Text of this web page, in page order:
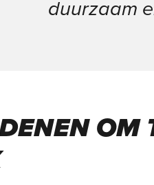
duurzaam
OM